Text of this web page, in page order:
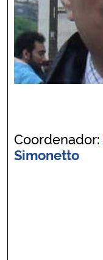
Coordenador:
Simonetto